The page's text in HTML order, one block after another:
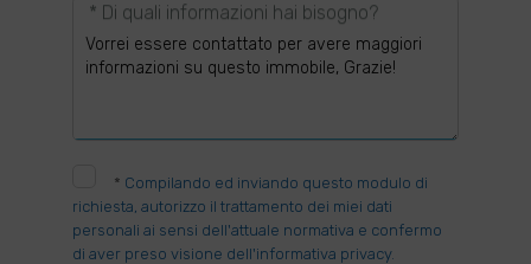
* Di quali informazioni hai bisogno?
* Compilando ed inviando questo modulo di
richiesta, autorizzo il trattamento dei miei dati
personali ai sensi dell'attuale normativa e confermo
di aver preso visione dell'informativa privacy.